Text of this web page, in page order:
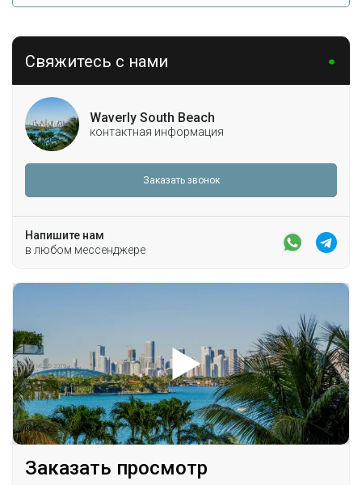
Свяжитесь с нами
Waverly South Beach
контактная информация
Заказать звонок
Напишите нам
в любом мессенджере
Заказать просмотр